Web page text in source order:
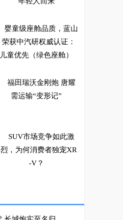
婴童级座舱品质，蓝山
荣获中汽研权威认证：
儿童优先（绿色座舱）
福田瑞沃金刚炮 唐耀
需运输“变形记”
SUV市场竞争如此激
烈，为何消费者独宠XR
-V？
道，江西五十铃携汽油
版铃拓强势入局